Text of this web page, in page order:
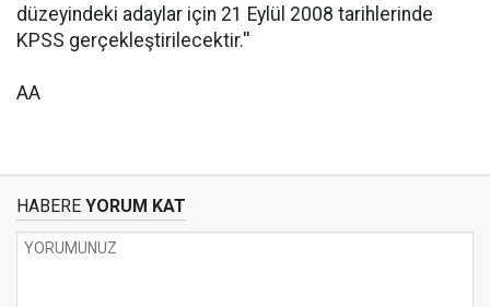
düzeyindeki adaylar için 21 Eylül 2008 tarihlerinde
KPSS gerçekleştirilecektir.''
AA
HABERE YORUM KAT